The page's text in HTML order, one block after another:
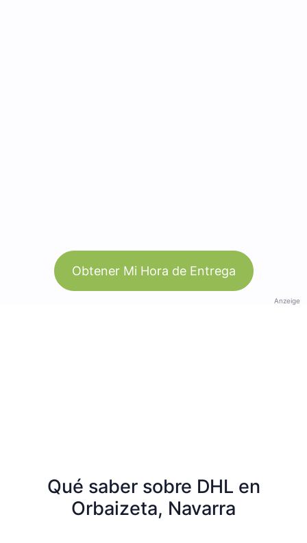
Obtener Mi Hora de Entrega
Anzeige
Qué saber sobre DHL en
Orbaizeta, Navarra